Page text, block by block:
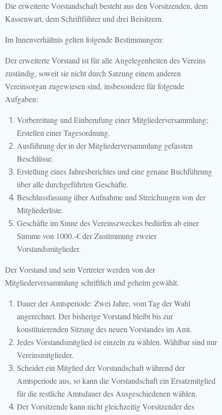
Die erweiterte Vorstandschaft besteht aus den Vorsitzenden, dem
Kassenwart, dem Schriftführer und drei Beisitzern.
Im Innenverhältnis gelten folgende Bestimmungen:
Der erweiterte Vorstand ist für alle Angelegenheiten des Vereins
zuständig, soweit sie nicht durch Satzung einem anderen
Vereinsorgan zugewiesen sind, insbesondere für folgende
Aufgaben:
Vorbereitung und Einberufung einer Mitgliederversammlung;
Erstellen einer Tagesordnung.
Ausführung der in der Mitgliederversammlung gefassten
Beschlüsse.
Erstellung eines Jahresberichtes und eine genaue Buchführung
über alle durchgeführten Geschäfte.
Beschlussfassung über Aufnahme und Streichungen von der
Mitgliederliste.
Geschäfte im Sinne des Vereinszweckes bedürfen ab einer
Summe von 1000.-€ der Zustimmung zweier
Vorstandsmitglieder.
Der Vorstand und sein Vertreter werden von der
Mitgliederversammlung schriftlich und geheim gewählt.
Dauer der Amtsperiode: Zwei Jahre, vom Tag der Wahl
angerechnet. Der bisherige Vorstand bleibt bis zur
konstituierenden Sitzung des neuen Vorstandes im Amt.
Jedes Vorstandsmitglied ist einzeln zu wählen. Wählbar sind nur
Vereinsmitglieder.
Scheidet ein Mitglied der Vorstandschaft während der
Amtsperiode aus, so kann die Vorstandschaft ein Ersatzmitglied
für die restliche Amtsdauer des Ausgeschiedenen wählen.
Der Vorsitzende kann nicht gleichzeitig Vorsitzender des